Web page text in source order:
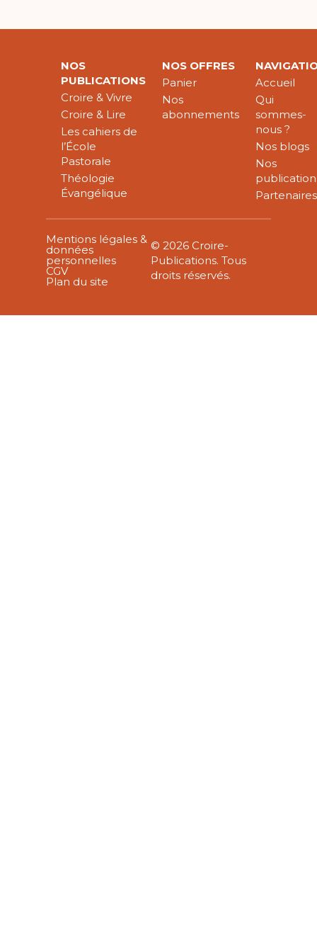
NOS
PUBLICATIONS
Croire & Vivre
Croire & Lire
Les cahiers de
l’École
Pastorale
Théologie
Évangélique
NOS OFFRES
Panier
Nos
abonnements
Accueil
Qui
sommes-
nous ?
Nos blogs
Nos
Partenaires
Mentions légales &
données
personnelles
CGV
Plan du site
© 2026 Croire-
Publications. Tous
droits réservés.